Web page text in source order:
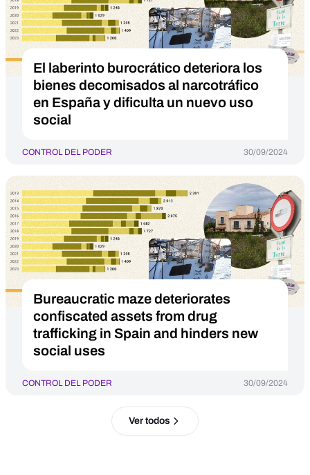
El laberinto burocrático deteriora los
bienes decomisados al narcotráfico
en España y dificulta un nuevo uso
social
CONTROL DEL PODER 30/09/2024
Bureaucratic maze deteriorates
confiscated assets from drug
trafficking in Spain and hinders new
social uses
CONTROL DEL PODER 30/09/2024
Ver todos